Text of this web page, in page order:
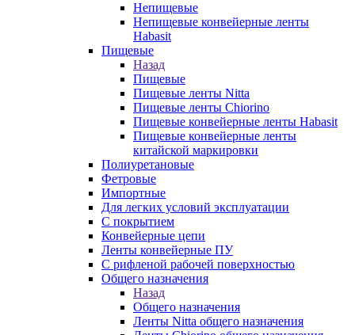
Непищевые
Непищевые конвейерные ленты
Habasit
Пищевые
Назад
Пищевые
Пищевые ленты Nitta
Пищевые ленты Chiorino
Пищевые конвейерные ленты Habasit
Пищевые конвейерные ленты
китайской маркировки
Полиуретановые
Фетровые
Импортные
Для легких условий эксплуатации
С покрытием
Конвейерные цепи
Ленты конвейерные ПУ
С рифленой рабочей поверхностью
Общего назначения
Назад
Общего назначения
Ленты Nitta общего назначения